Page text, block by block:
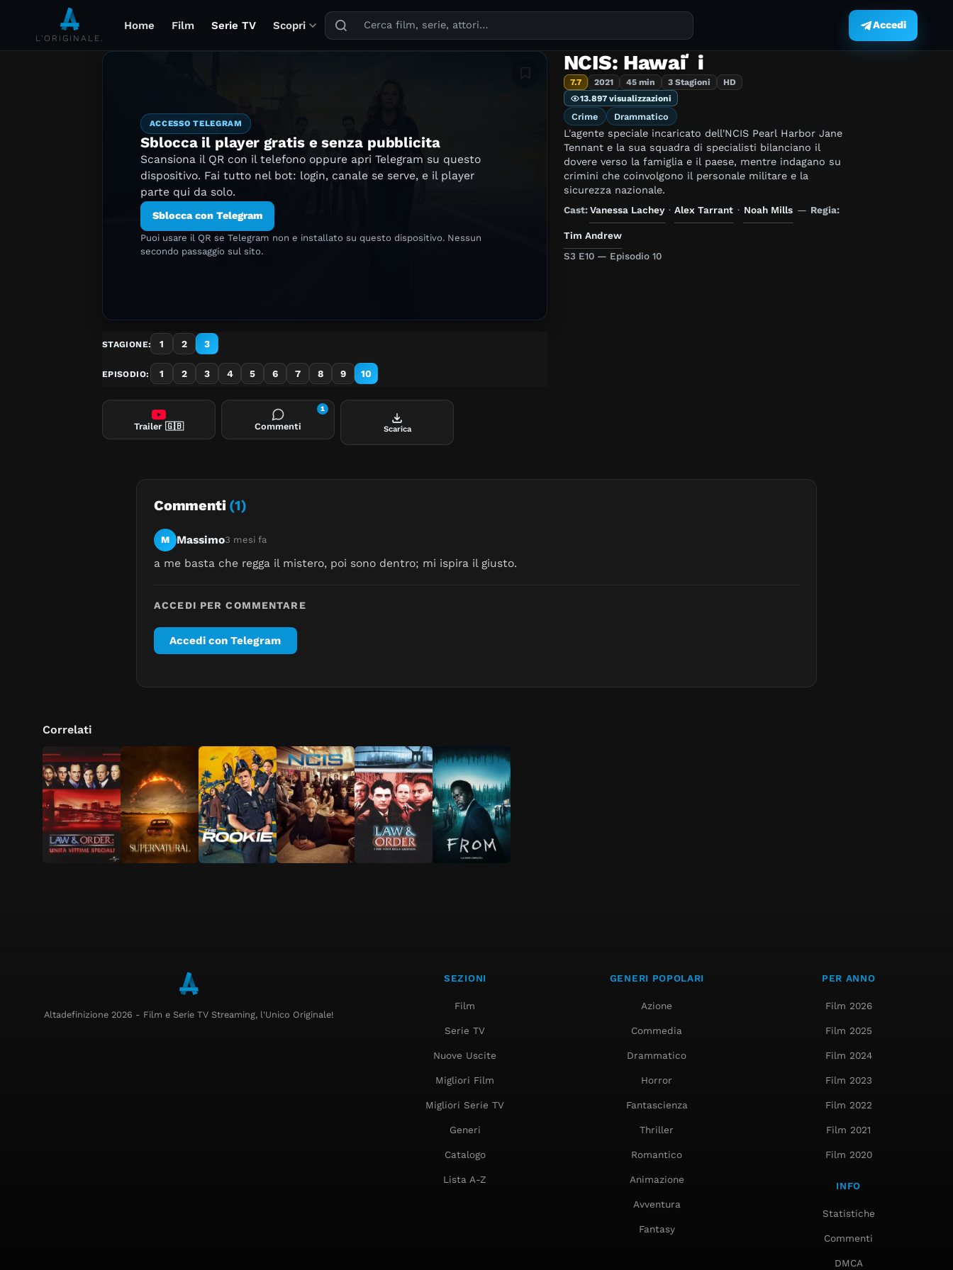
L'ORIGINALE.
Home Film Serie TV Scopri
Puoi cercare film, serie TV, attori, registi, generi e temi.
Accedi
ACCESSO TELEGRAM
Sblocca il player gratis e senza pubblicita
Scansiona il QR con il telefono oppure apri Telegram su questo
dispositivo. Fai tutto nel bot: login, canale se serve, e il player
parte qui da solo.
Sblocca con Telegram
Puoi usare il QR se Telegram non e installato su questo dispositivo. Nessun
secondo passaggio sul sito.
Aggiungi in lista
STAGIONE: 1 2 3
EPISODIO: 1 2 3 4 5 6 7 8 9 10
NCIS: Hawaiʻi
7.7 2021 45 min 3 Stagioni
HD
13.897 visualizzazioni
Crime Drammatico
L'agente speciale incaricato dell'NCIS Pearl Harbor Jane
Tennant e la sua squadra di specialisti bilanciano il
dovere verso la famiglia e il paese, mentre indagano su
crimini che coinvolgono il personale militare e la
sicurezza nazionale.
Cast: Vanessa Lachey· Alex Tarrant · Noah Mills — Regia:
Tim Andrew
S3 E10 — Episodio 10
Trailer 🇬🇧 Commenti
1
Scarica
Commenti (1)
M Massimo3 mesi fa
a me basta che regga il mistero, poi sono dentro; mi ispira il giusto.
ACCEDI PER COMMENTARE
Accedi con Telegram
Correlati
Altadefinizione 2026 - Film e Serie TV Streaming, l'Unico Originale!
SEZIONI
Film
Serie TV
Nuove Uscite
Migliori Film
Migliori Serie TV
Generi
Catalogo
Lista A-Z
GENERI POPOLARI
Azione
Commedia
Drammatico
Horror
Fantascienza
Thriller
Romantico
Animazione
Avventura
Fantasy
PER ANNO
Film 2026
Film 2025
Film 2024
Film 2023
Film 2022
Film 2021
Film 2020
INFO
Statistiche
Commenti
DMCA